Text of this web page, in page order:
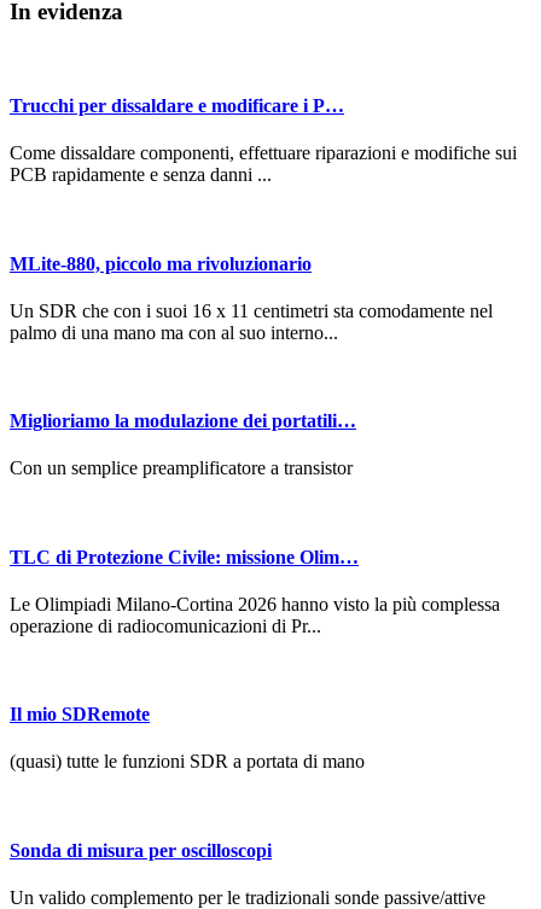
In evidenza
Trucchi per dissaldare e modificare i P…
Come dissaldare componenti, effettuare riparazioni e modifiche sui
PCB rapidamente e senza danni ...
MLite-880, piccolo ma rivoluzionario
Un SDR che con i suoi 16 x 11 centimetri sta comodamente nel
palmo di una mano ma con al suo interno...
Miglioriamo la modulazione dei portatili…
Con un semplice preamplificatore a transistor
TLC di Protezione Civile: missione Olim…
Le Olimpiadi Milano-Cortina 2026 hanno visto la più complessa
operazione di radiocomunicazioni di Pr...
Il mio SDRemote
(quasi) tutte le funzioni SDR a portata di mano
Sonda di misura per oscilloscopi
Un valido complemento per le tradizionali sonde passive/attive